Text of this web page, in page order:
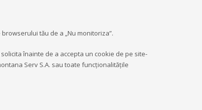
tău de a „Nu monitoriza”.
înainte de a accepta un cookie de pe site-
Serv S.A. sau toate funcționalitățile